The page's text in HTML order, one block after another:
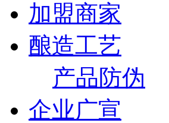
加盟商家
酿造工艺
产品防伪
企业广宣